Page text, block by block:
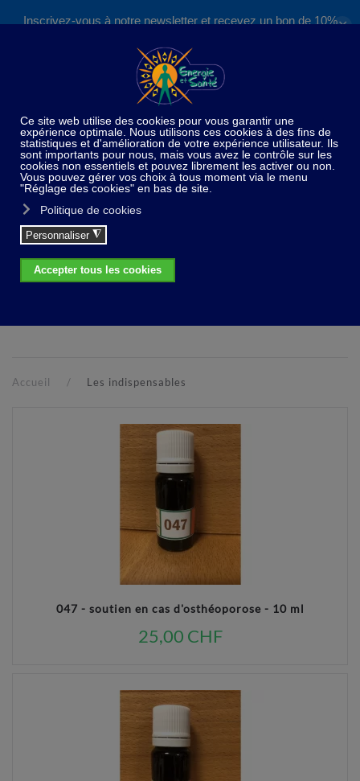
Inscrivez-vous à notre newsletter et recevez un bon de 10%
S'inscrire
✕
info
Désolé, mais le produit demandé n'a pas été trouvé
Accueil Les indispensables
047 - soutien en cas d'osthéoporose - 10 ml
25,00 CHF